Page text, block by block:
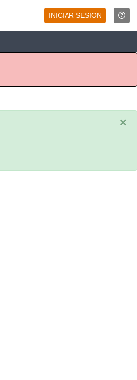
INICIAR SESION
×